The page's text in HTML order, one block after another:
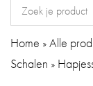
HOME
SERVIES
Home »Alle
Schalen »